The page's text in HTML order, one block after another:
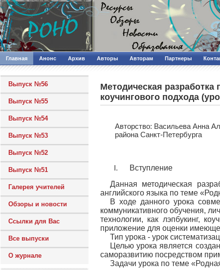
Главная Анонс Архив Авторы Авторам Партнеры
Выпуск №56
Выпуск №55
Выпуск №54
Выпуск №53
Выпуск №52
Выпуск №51
Галерея учителей
Обзоры и новости
Ссылки для Вас
Все выпуски
О журнале
Методическая
коучингового подхода
Авторcтво: Васильева Анна
района Санкт-Петербурга
Вступление
Данная методическая
английского языка по теме
В ходе данного урока
коммуникативного обучения,
технологии, как лэпбукинг,
приложение для оценки
Тип урока - урок
Целью урока является
саморазвитию посредством
Задачи урока по теме